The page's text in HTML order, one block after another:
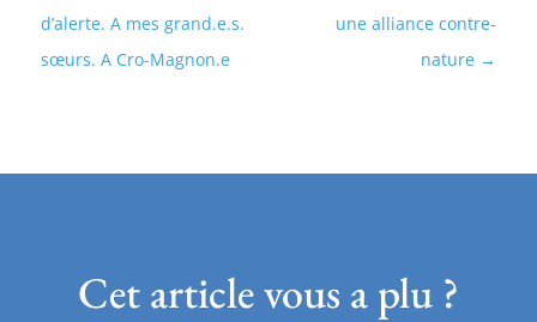
une alliance contre-
nature
d’alerte. A mes grand.e.s.
sœurs. A Cro-Magnon.e
Cet article vous a plu ?